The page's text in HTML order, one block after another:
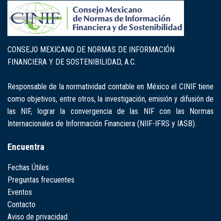
CONSEJO MEXICANO DE NORMAS DE INFORMACIÓN
FINANCIERA Y DE SOSTENIBILIDAD, A.C.
Responsable de la normatividad contable en México el CINIF tiene
como objetivos, entre otros, la investigación, emisión y difusión de
las NIF, lograr la convergencia de las NIF con las Normas
Internacionales de Información Financiera (NIIF-IFRS y IASB).
Encuentra
Fechas Útiles
Preguntas frecuentes
Eventos
Contacto
Aviso de privacidad